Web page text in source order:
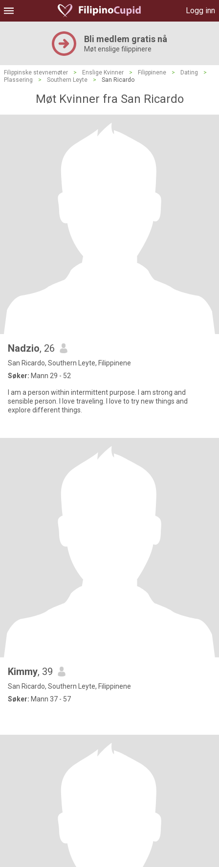
Logg inn
Bli medlem gratis nå
Møt enslige filippinere
Filippinske stevnemøter > Enslige Kvinner > Filippinene > Dating
>
Plassering
> Southern Leyte > San Ricardo
Møt Kvinner fra San Ricardo
Nadzio, 26
San Ricardo, Southern Leyte, Filippinene
Søker: Mann 29 - 52
I am a person within intermittent purpose. I am strong and
sensible person. I love traveling. I love to try new things and
explore different things.
Kimmy, 39
San Ricardo, Southern Leyte, Filippinene
Søker: Mann 37 - 57